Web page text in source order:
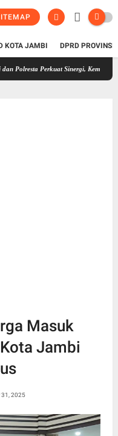
KOTA JAMBI DPRD
Perkuat Sinergi, Kemas Faried:
Masuk
Jambi
31, 2025